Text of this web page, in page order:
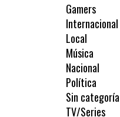
Gamers
Internacional
Local
Música
Nacional
Política
Sin categoría
TV/Series